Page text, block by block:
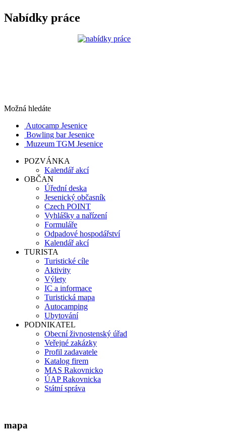
Nabídky práce
Možná hledáte
Autocamp Jesenice
Bowling bar Jesenice
Muzeum TGM Jesenice
POZVÁNKA
Kalendář akcí
OBČAN
Úřední deska
Jesenický občasník
Czech POINT
Vyhlášky a nařízení
Formuláře
Odpadové hospodářství
Kalendář akcí
TURISTA
Turistické cíle
Aktivity
Výlety
IC a informace
Turistická mapa
Autocamping
Ubytování
PODNIKATEL
Obecní živnostenský úřad
Veřejné zakázky
Profil zadavatele
Katalog firem
MAS Rakovnicko
ÚAP Rakovnicka
Státní správa
mapa